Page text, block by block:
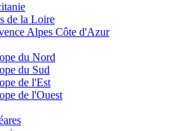
de la Loire
Alpes Côte d'Azur
du Nord
du Sud
de l'Est
de l'Ouest